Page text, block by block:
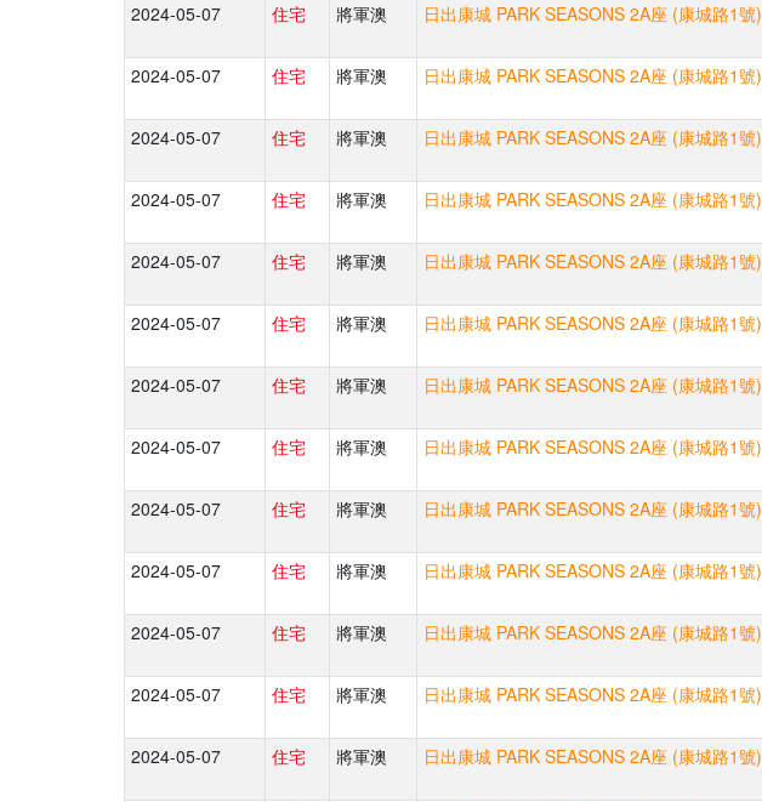
2024-05-07
住宅 將軍澳 日出康城 PARK SEASONS 2A座 (康城路1號)
2024-05-07 住宅 將軍澳 日出康城 PARK SEASONS 2A座 (康城路1號)
2024-05-07 住宅 將軍澳 日出康城 PARK SEASONS 2A座 (康城路1號)
2024-05-07 住宅 將軍澳 日出康城 PARK SEASONS 2A座 (康城路1號)
2024-05-07 住宅 將軍澳 日出康城 PARK SEASONS 2A座 (康城路1號)
2024-05-07 住宅 將軍澳 日出康城 PARK SEASONS 2A座 (康城路1號)
2024-05-07 住宅 將軍澳 日出康城 PARK SEASONS 2A座 (康城路1號)
2024-05-07 住宅 將軍澳 日出康城 PARK SEASONS 2A座 (康城路1號)
2024-05-07 住宅 將軍澳 日出康城 PARK SEASONS 2A座 (康城路1號)
2024-05-07 住宅 將軍澳 日出康城 PARK SEASONS 2A座 (康城路1號)
2024-05-07 住宅 將軍澳 日出康城 PARK SEASONS 2A座 (康城路1號)
2024-05-07 住宅 將軍澳 日出康城 PARK SEASONS 2A座 (康城路1號)
2024-05-07 住宅 將軍澳 日出康城 PARK SEASONS 2A座 (康城路1號)